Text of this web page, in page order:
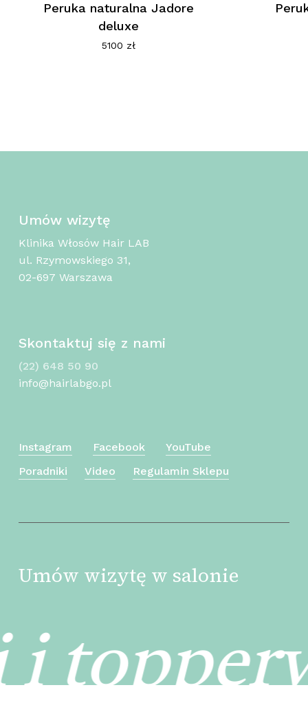
Zobacz Koszyk
Peruka naturalna Jadore
deluxe
5100 zł
Umów wizytę
Klinika Włosów Hair LAB
ul. Rzymowskiego 31,
02-697 Warszawa
Skontaktuj się z nami
(22) 648 50 90
info@hairlabgo.pl
Instagram Facebook
YouTube
Poradniki
Video Regulamin Sklepu
Umów wizytę w salonie
i toppery